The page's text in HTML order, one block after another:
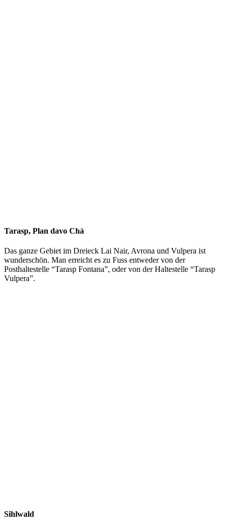
Tarasp, Plan davo Chà
Das ganze Gebiet im Dreieck Lai Nair, Avrona und Vulpera ist
wunderschön. Man erreicht es zu Fuss entweder von der
Posthaltestelle “Tarasp Fontana”, oder von der Haltestelle “Tarasp
Vulpera”.
Sihlwald